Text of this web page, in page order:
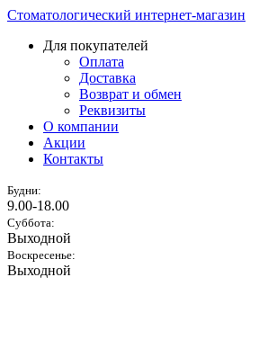
Стоматологический интернет-магазин
Для покупателей
Оплата
Доставка
Возврат и обмен
Реквизиты
О компании
Акции
Контакты
Будни:
9.00-18.00
Суббота:
Выходной
Воскресенье:
Выходной